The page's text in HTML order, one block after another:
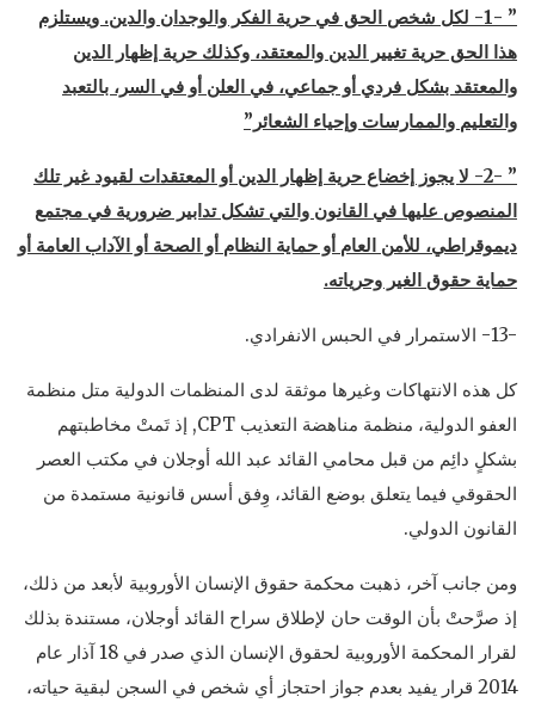
” -1- لكل شخص الحق في حرية الفكر والوجدان والدين. ويستلزم
هذا الحق حرية تغيير الدين والمعتقد، وكذلك حرية إظهار الدين
والمعتقد بشكل فردي أو جماعي، في العلن أو في السر، بالتعبد
والتعليم والممارسات وإحياء الشعائر”
” -2- لا يجوز إخضاع حرية إظهار الدين أو المعتقدات لقيود غير تلك
المنصوص عليها في القانون والتي تشكل تدابير ضرورية في مجتمع
ديموقراطي، للأمن العام أو حماية النظام أو الصحة أو الآداب العامة أو
حماية حقوق الغير وحرياته.
-13- الاستمرار في الحبس الانفرادي.
كل هذه الانتهاكات وغيرها موثقة لدى المنظمات الدولية متل منظمة
العفو الدولية، منظمة مناهضة التعذيب CPT, إذ تَمتْ مخاطبتهم
بشكلٍ دائِم من قبل محامي القائد عبد الله أوجلان في مكتب العصر
الحقوقي فيما يتعلق بوضع القائد، وِفق أسس قانونية مستمدة من
القانون الدولي.
ومن جانب آخر، ذهبت محكمة حقوق الإنسان الأوروبية لأبعد من ذلك،
إذ صرَّحتْ بأن الوقت حان لإطلاق سراح القائد أوجلان، مستندة بذلك
لقرار المحكمة الأوروبية لحقوق الإنسان الذي صدر في 18 آذار عام
2014 قرار يفيد بعدم جواز احتجاز أي شخص في السجن لبقية حياته،